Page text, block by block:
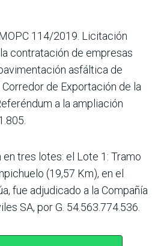
114/2019. Licitación
contratación de empresas
asfáltica de
de Exportación de la
a la ampliación
tres lotes: el Lote 1: Tramo
(19,57 Km), en el
fue adjudicado a la Compañía
SA, por G. 54.563.774.536.